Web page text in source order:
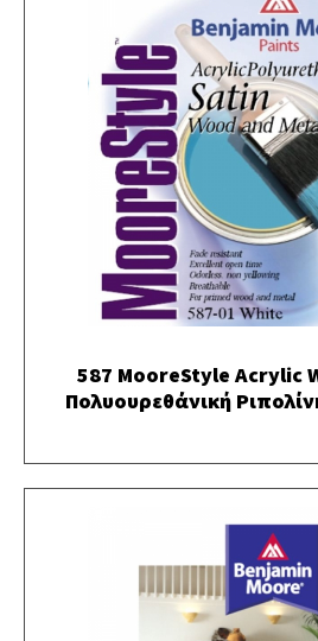
587 MooreStyle Acrylic
Πολυουρεθάνική